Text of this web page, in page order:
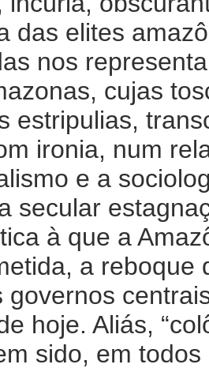
das elites
nos
cujas
estripulias,
ironia, num
e a
secular
à que a
a reboque
governos
hoje. Aliás,
sido, em